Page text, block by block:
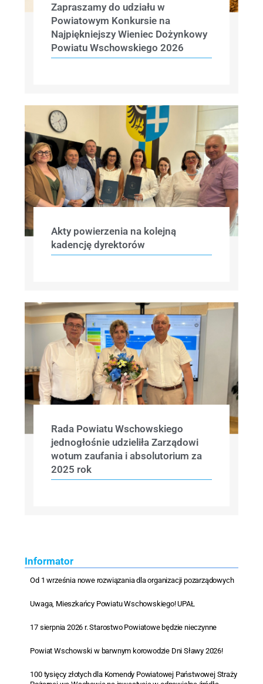
Zapraszamy do udziału w
Powiatowym Konkursie na
Najpiękniejszy Wieniec Dożynkowy
Powiatu Wschowskiego 2026
Akty powierzenia na kolejną
kadencję dyrektorów
Rada Powiatu Wschowskiego
jednogłośnie udzieliła Zarządowi
wotum zaufania i absolutorium za
2025 rok
Informator
Od 1 września nowe rozwiązania dla organizacji pozarządowych
Uwaga, Mieszkańcy Powiatu Wschowskiego! UPAŁ
17 sierpnia 2026 r. Starostwo Powiatowe będzie nieczynne
Powiat Wschowski w barwnym korowodzie Dni Sławy 2026!
100 tysięcy złotych dla Komendy Powiatowej Państwowej Straży